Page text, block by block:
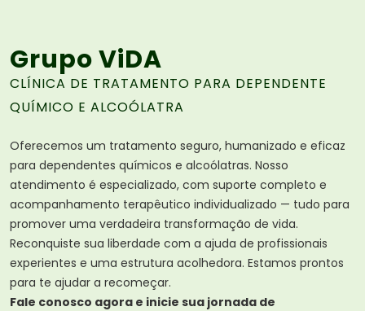
Grupo ViDA
CLÍNICA DE TRATAMENTO PARA DEPENDENTE
QUÍMICO E ALCOÓLATRA
Oferecemos um tratamento seguro, humanizado e eficaz
para dependentes químicos e alcoólatras. Nosso
atendimento é especializado, com suporte completo e
acompanhamento terapêutico individualizado — tudo para
promover uma verdadeira transformação de vida.
Reconquiste sua liberdade com a ajuda de profissionais
experientes e uma estrutura acolhedora. Estamos prontos
para te ajudar a recomeçar.
Fale conosco agora e inicie sua jornada de